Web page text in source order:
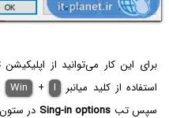
برای این کار می‌توانید از
استفاده از کلید میانبر
Win + I
سپس تب Sing-in options در